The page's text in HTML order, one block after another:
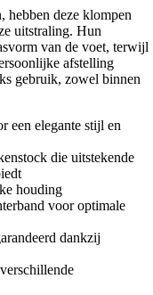
hebben deze klompen
uitstraling. Hun
van de voet, terwijl
afstelling
gebruik, zowel binnen
een elegante stijl en
die uitstekende
houding
voor optimale
dankzij